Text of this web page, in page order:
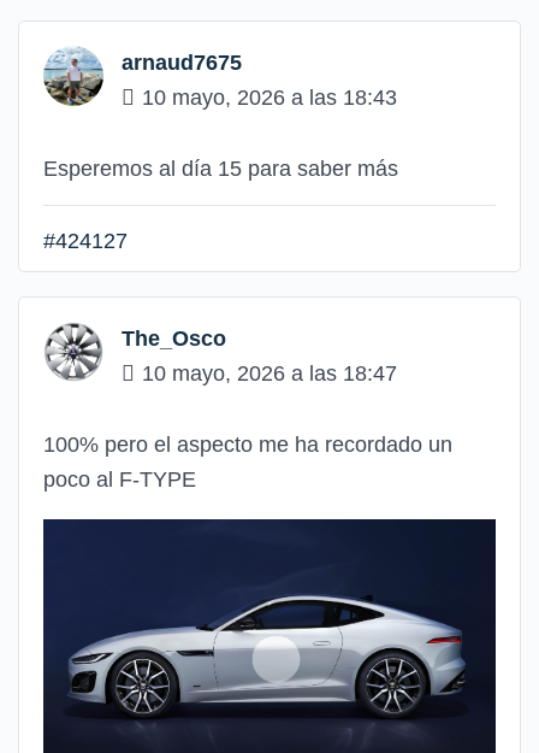
arnaud7675
10 mayo, 2026 a las 18:43
Esperemos al día 15 para saber más
#424127
The_Osco
10 mayo, 2026 a las 18:47
100% pero el aspecto me ha recordado un
poco al F-TYPE